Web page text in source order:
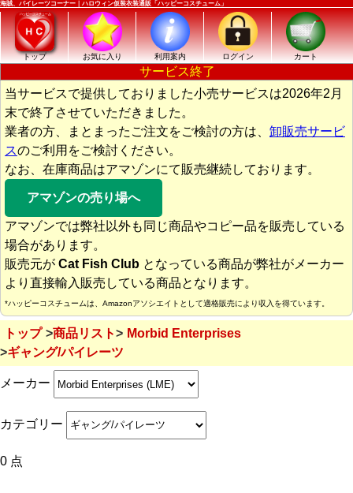
海賊、パイレーツコーナー｜ハロウィン仮装衣装通販「ハッピーコスチューム」
トップ お気に入り 利用案内 ログイン カート
サービス終了
当サービスで提供しておりました小売サービスは2026年2月
末で終了させていただきました。
業者の方、まとまったご注文をご検討の方は、 卸販売サービ
スのご利用をご検討ください。
なお、在庫商品はアマゾンにて販売継続しております。
アマゾンの売り場へ
アマゾンでは弊社以外も同じ商品やコピー品を販売している
場合があります。
販売元が Cat Fish Club となっている商品が弊社がメーカー
より直接輸入販売している商品となります。
*ハッピーコスチュームは、Amazonアソシエイトとして適格販売により収入を得ています。
トップ 商品リスト
Morbid Enterprises
ギャング/パイレーツ
メーカー
カテゴリー
0 点